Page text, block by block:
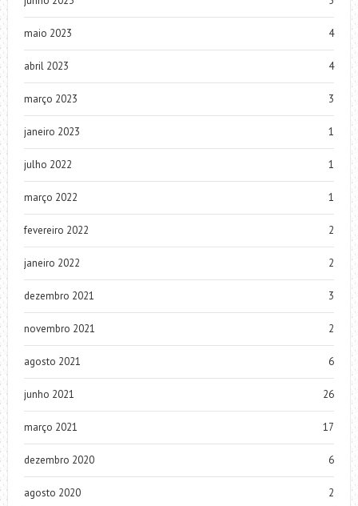
maio 2023 4
abril 2023 4
março 2023 3
janeiro 2023 1
julho 2022 1
março 2022 1
fevereiro 2022 2
janeiro 2022 2
dezembro 2021 3
novembro 2021 2
agosto 2021 6
junho 2021 26
março 2021 17
dezembro 2020 6
agosto 2020 2